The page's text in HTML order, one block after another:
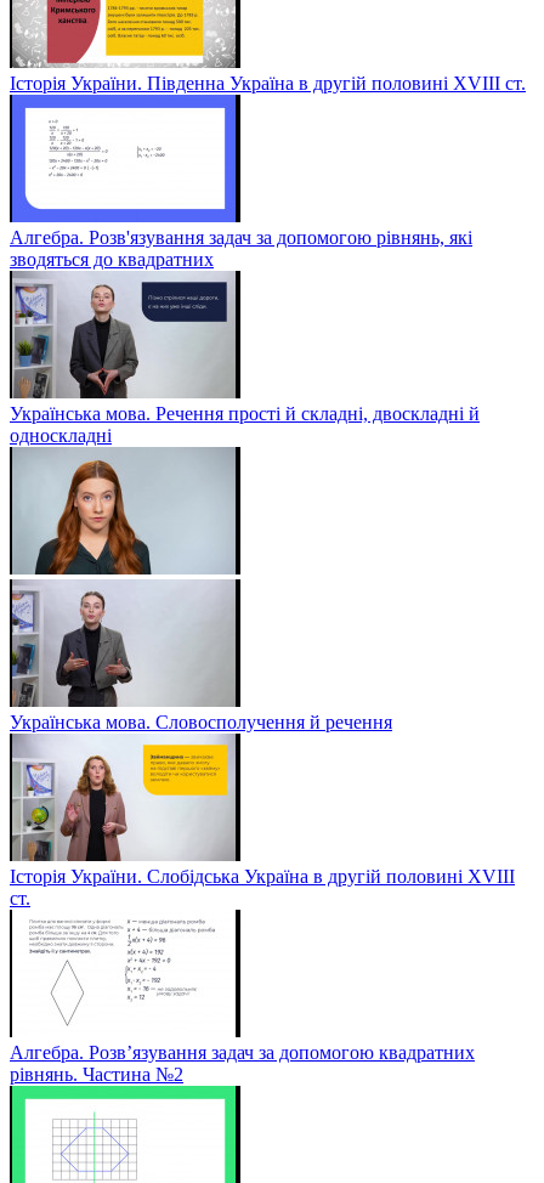
Історія України. Південна Україна в другій половині ХVІІІ ст.
Алгебра. Розв'язування задач за допомогою рівнянь, які
зводяться до квадратних
Українська мова. Речення прості й складні, двоскладні й
односкладні
Українська мова. Словосполучення й речення
Історія України. Слобідська Україна в другій половині ХVIIІ
ст.
Алгебра. Розв’язування задач за допомогою квадратних
рівнянь. Частина №2